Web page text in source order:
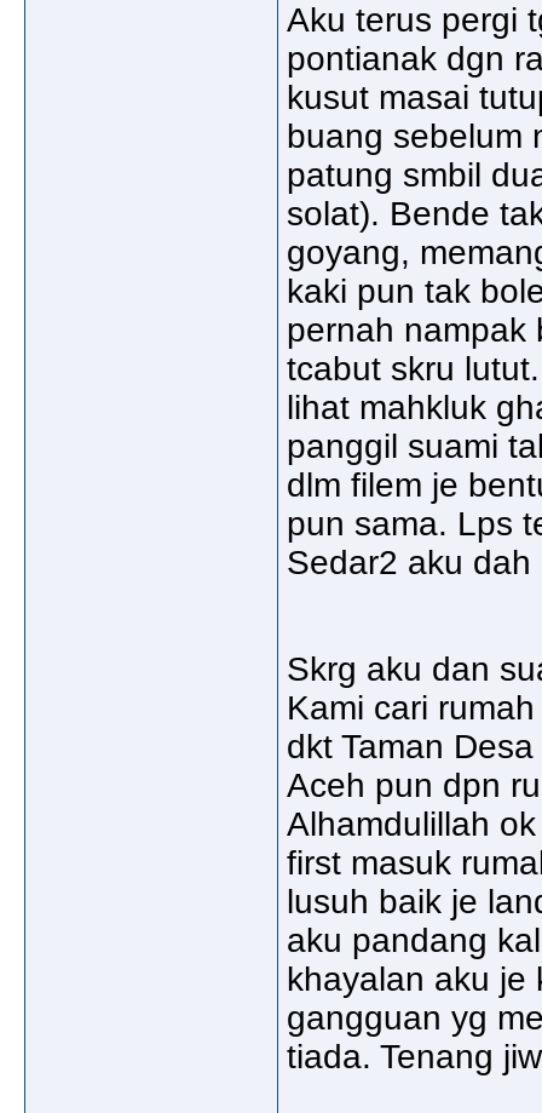
Aku terus pergi
pontianak dgn
kusut masai
buang sebelum
patung smbil
solat). Bende
goyang,
kaki pun tak
pernah nampak
tcabut skru
lihat mahkluk
panggil suami
dlm filem je
pun sama. Lps
Sedar2 aku
Skrg aku dan
Kami cari
dkt Taman
Aceh pun dpn
Alhamdulillah
first masuk
lusuh baik je
aku pandang
khayalan aku je
gangguan yg
tiada. Tenang